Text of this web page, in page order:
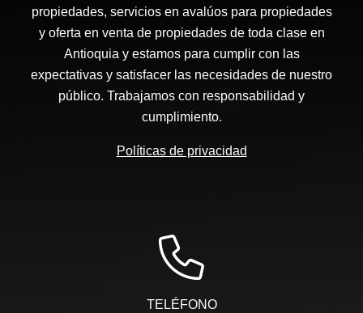
propiedades, servicios en avalúos para propiedades
y oferta en venta de propiedades de toda clase en
Antioquia y estamos para cumplir con las
expectativas y satisfacer las necesidades de nuestro
público. Trabajamos con responsabilidad y
cumplimiento.
Políticas de privacidad
TELÉFONO